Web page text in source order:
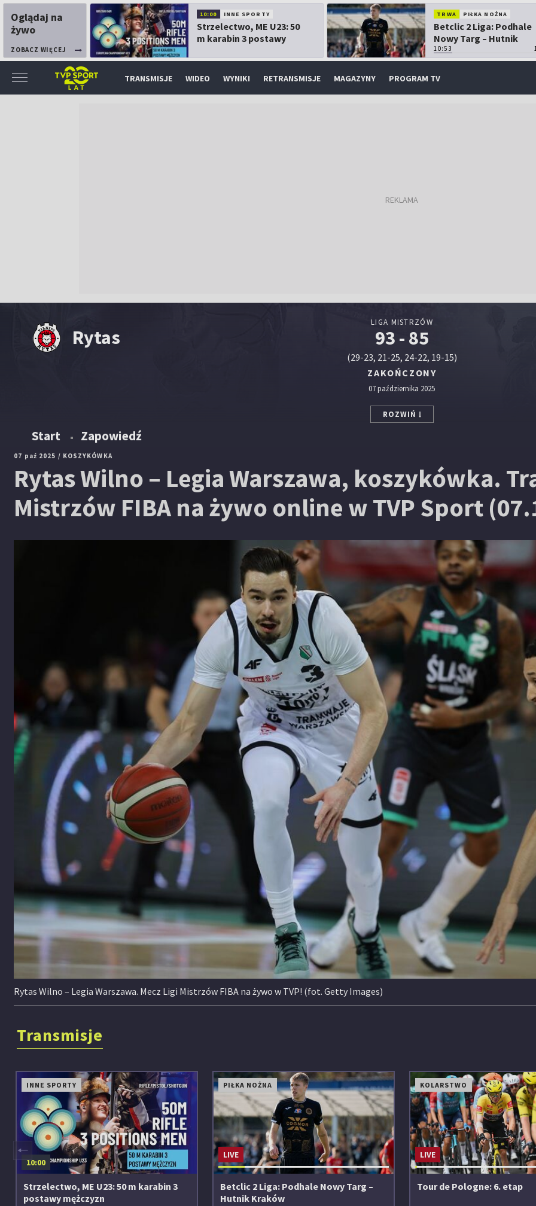
Oglądaj na
żywo
ZOBACZ WIĘCEJ
10:00 INNE SPORTY
Strzelectwo, ME U23: 50
m karabin 3 postawy
TRWA PIŁKA NOŻNA
Betclic 2 Liga: Podhale
Nowy Targ – Hutnik
Kraków
10:53
TRANSMISJE WIDEO WYNIKI RETRANSMISJE MAGAZYNY PROGRAM TV
Rytas
LIGA MISTRZÓW
93 - 85
(29-23, 21-25, 24-22, 19-15)
ZAKOŃCZONY
07 października 2025
ROZWIŃ
Start Zapowiedź
07 paź 2025 / KOSZYKÓWKA
Rytas Wilno – Legia Warszawa, koszykówka.
Mistrzów FIBA na żywo online w TVP Sport
Rytas Wilno – Legia Warszawa. Mecz Ligi Mistrzów FIBA na żywo w TVP! (fot. Getty Images)
Transmisje
INNE SPORTY
10:00
Strzelectwo, ME U23: 50 m karabin 3
postawy mężczyzn
PIŁKA NOŻNA
LIVE
Betclic 2 Liga: Podhale Nowy Targ –
Hutnik Kraków
KOLARSTWO
LIVE
Tour de Pologne: 6. etap
◀